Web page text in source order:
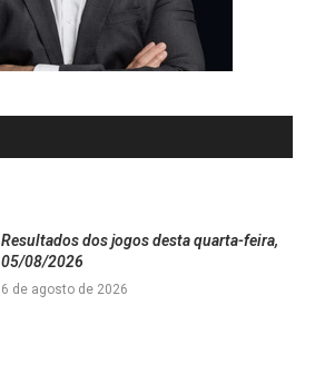
Resultados dos jogos desta quarta-feira,
05/08/2026
6 de agosto de 2026